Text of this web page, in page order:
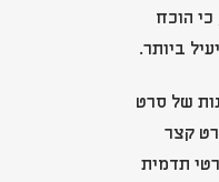
הוכח
ביותר.
של סרט
קצר
תדמית